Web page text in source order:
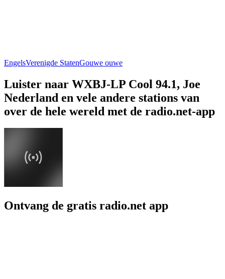
EngelsVerenigde StatenGouwe ouwe
Luister naar WXBJ-LP Cool 94.1, Joe
Nederland en vele andere stations van
over de hele wereld met de radio.net-app
Ontvang de gratis radio.net app